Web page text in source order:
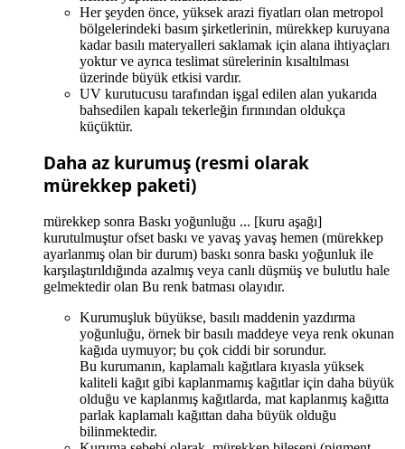
Her şeyden önce, yüksek arazi fiyatları olan metropol
bölgelerindeki basım şirketlerinin, mürekkep kuruyana
kadar basılı materyalleri saklamak için alana ihtiyaçları
yoktur ve ayrıca teslimat sürelerinin kısaltılması
üzerinde büyük etkisi vardır.
UV kurutucusu tarafından işgal edilen alan yukarıda
bahsedilen kapalı tekerleğin fırınından oldukça
küçüktür.
Daha az kurumuş (resmi olarak
mürekkep paketi)
mürekkep sonra Baskı yoğunluğu ... [kuru aşağı]
kurutulmuştur ofset baskı ve yavaş yavaş hemen (mürekkep
ayarlanmış olan bir durum) baskı sonra baskı yoğunluk ile
karşılaştırıldığında azalmış veya canlı düşmüş ve bulutlu hale
gelmektedir olan Bu renk batması olayıdır.
Kurumuşluk büyükse, basılı maddenin yazdırma
yoğunluğu, örnek bir basılı maddeye veya renk okunan
kağıda uymuyor; bu çok ciddi bir sorundur.
Bu kurumanın, kaplamalı kağıtlara kıyasla yüksek
kaliteli kağıt gibi kaplanmamış kağıtlar için daha büyük
olduğu ve kaplanmış kağıtlarda, mat kaplanmış kağıtta
parlak kaplamalı kağıttan daha büyük olduğu
bilinmektedir.